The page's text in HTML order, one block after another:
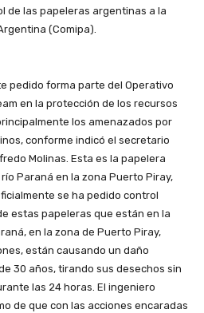
de las papeleras argentinas a la
(Comipa).
pedido forma parte del Operativo
en la protección de los recursos
los amenazados por
conforme indicó el secretario
Molinas. Esta es la papelera
Paraná en la zona Puerto Piray,
se ha pedido control
estas papeleras que están en la
en la zona de Puerto Piray,
están causando un daño
30 años, tirando sus desechos sin
las 24 horas. El ingeniero
de que con las acciones encaradas